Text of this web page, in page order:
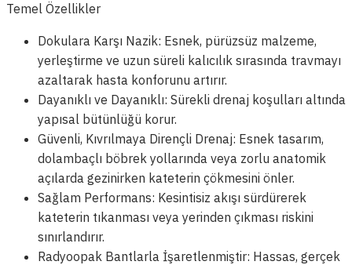
Temel Özellikler
Dokulara Karşı Nazik: Esnek, pürüzsüz malzeme,
yerleştirme ve uzun süreli kalıcılık sırasında travmayı
azaltarak hasta konforunu artırır.
Dayanıklı ve Dayanıklı: Sürekli drenaj koşulları altında
yapısal bütünlüğü korur.
Güvenli, Kıvrılmaya Dirençli Drenaj: Esnek tasarım,
dolambaçlı böbrek yollarında veya zorlu anatomik
açılarda gezinirken kateterin çökmesini önler.
Sağlam Performans: Kesintisiz akışı sürdürerek
kateterin tıkanması veya yerinden çıkması riskini
sınırlandırır.
Radyoopak Bantlarla İşaretlenmiştir: Hassas, gerçek